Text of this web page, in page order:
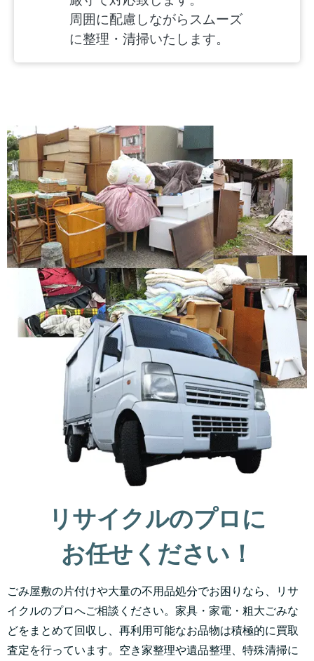
周囲に配慮しながらスムーズ
に整理・清掃いたします。
リサイクルのプロに
お任せください！
ごみ屋敷の片付けや大量の不用品処分でお困りなら、リサ
イクルのプロへご相談ください。家具・家電・粗大ごみな
どをまとめて回収し、再利用可能なお品物は積極的に買取
査定を行っています。空き家整理や遺品整理、特殊清掃に